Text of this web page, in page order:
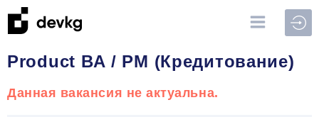
Product BA / PM (Кредитование)
Данная вакансия не актуальна.